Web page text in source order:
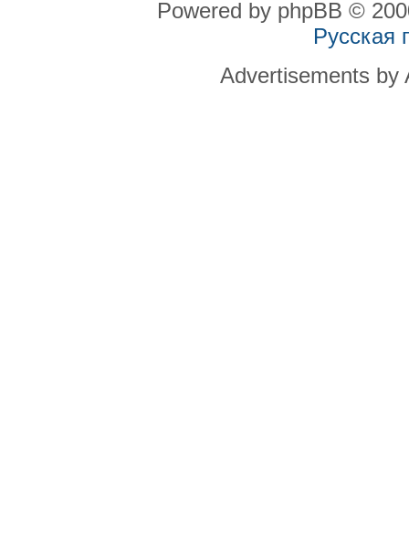
Powered by phpBB ©
Русская
Advertisements by